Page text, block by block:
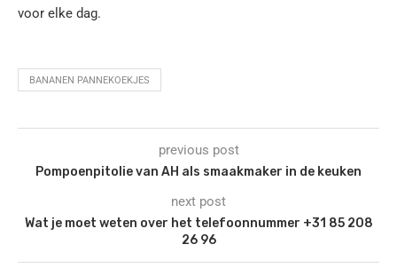
voor elke dag.
BANANEN PANNEKOEKJES
previous post
Pompoenpitolie van AH als smaakmaker in de keuken
next post
Wat je moet weten over het telefoonnummer +31 85 208
26 96